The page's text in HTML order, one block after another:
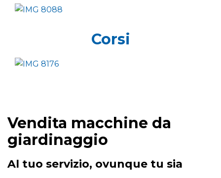
Corsi
Vendita macchine da
giardinaggio
Al tuo servizio, ovunque tu sia